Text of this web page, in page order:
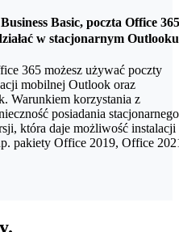
Basic, poczta Office 365
w stacjonarnym
365 możesz używać poczty
mobilnej Outlook oraz
Warunkiem korzystania z
posiadania stacjonarnego
która daje możliwość instalacji
pakiety Office 2019, Office